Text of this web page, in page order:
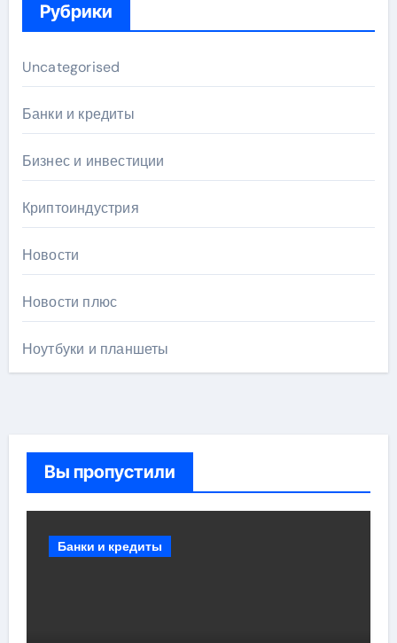
Рубрики
Uncategorised
Банки и кредиты
Бизнес и инвестиции
Криптоиндустрия
Новости
Новости плюс
Ноутбуки и планшеты
Вы пропустили
Банки и кредиты